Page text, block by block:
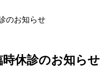
のお知らせ
時休診のお知らせ